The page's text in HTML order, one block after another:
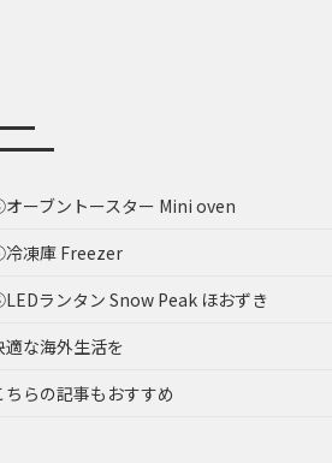
ーブントースター Mini oven
凍庫 Freezer
ランタン Snow Peak ほおずき
適な海外生活を
ちらの記事もおすすめ